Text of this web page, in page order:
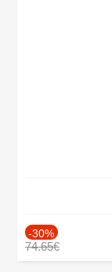
-30%
74.65€